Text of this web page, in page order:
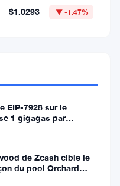
$1.0293 ▼ -1.47%
EIP-7928 sur le
1 gigagas par
de Zcash cible le
du pool Orchard
28